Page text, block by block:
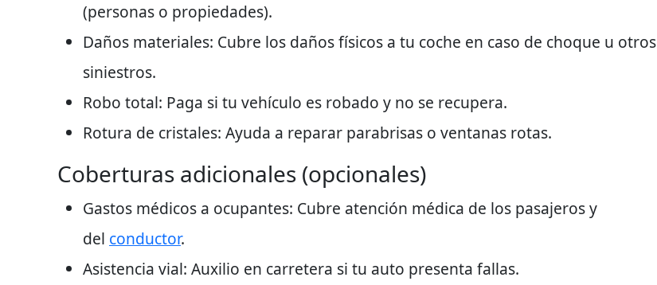
(personas o propiedades).
Daños materiales: Cubre los daños físicos a tu coche en caso de choque u otros
siniestros.
Robo total: Paga si tu vehículo es robado y no se recupera.
Rotura de cristales: Ayuda a reparar parabrisas o ventanas rotas.
Coberturas adicionales (opcionales)
Gastos médicos a ocupantes: Cubre atención médica de los pasajeros y
del conductor.
Asistencia vial: Auxilio en carretera si tu auto presenta fallas.